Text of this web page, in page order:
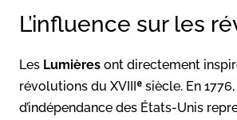
L’influence sur les
Les Lumières ont directement
révolutions du XVIIIᵉ siècle. En
d’indépendance des États-Unis